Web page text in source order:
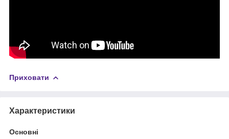
Приховати
Характеристики
Основні